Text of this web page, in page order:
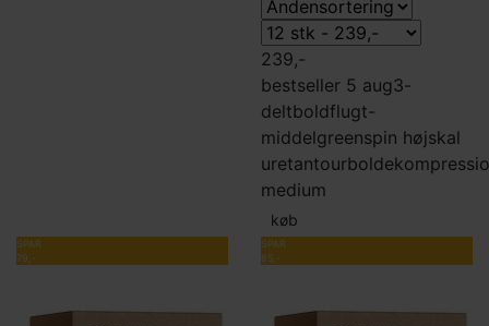
239,-
bestseller 5 aug3-
deltboldflugt-
middelgreenspin højskal
uretantourbolde
medium
køb
SPAR
79,-
SPAR
85,-